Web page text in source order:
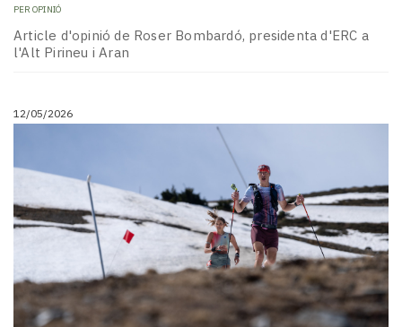
PER OPINIÓ
Article d'opinió de Roser Bombardó, presidenta d'ERC a
l'Alt Pirineu i Aran
12/05/2026